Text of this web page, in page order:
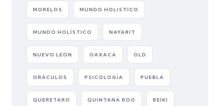
MORELOS MUNDO HOLISTICO
MUNDO HOLÍSTICO NAYARIT
NUEVO LEÓN OAXACA OLD
ORÁCULOS PSICOLOGÍA PUEBLA
QUERETARO QUINTANA ROO REIKI